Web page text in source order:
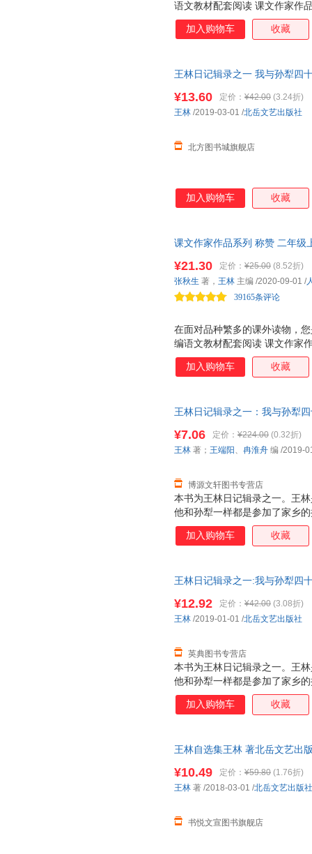
语文教材配套阅读 课文作家作
实践分级阅读，品读经典美文
是一套配合统编语文教材的学
学生的阅读能力分级阅读。低
有 作家和你面对面 栏目，介绍
学生的阅读与写作。 人教社经
加入购物车 收藏
王林日记辑录之一 我与孙犁四
达！
¥13.60 定价： ¥42.00 (3.24折)
北方图书城旗舰店
王林 /2019-03-01 /北岳文艺出版社
加入购物车 收藏
课文作家作品系列 称赞 二年级
课文相关的文章。
在面对品种繁多的课外读物，
编语文教材配套阅读 课文作家
家，实践分级阅读，品读经典
列 是一套配合统编语文教材
按学生的阅读能力分级阅读。
有 作家和你面对面 栏目，介绍
学生的阅读与写作。 人教社经
¥21.30 定价： ¥25.00 (8.52折)
39165条评论
张秋生 著， 王林 主编 /2020-09-01 /
加入购物车 收藏
王林日记辑录之一：我与孙犁
换】
本书为王林日记辑录之一。王
他和孙犁一样都是参加了家乡
路。都热衷、执着现实主义，
密切交往将近半个世纪，在王
供了难得大量的、鲜为人知的
¥7.06 定价： ¥224.00 (0.32折)
博源文轩图书专营店
王林 著； 王端阳 、 冉淮舟 编 /2019-
加入购物车 收藏
王林日记辑录之一:我与孙犁四
本书为王林日记辑录之一。王
他和孙犁一样都是参加了家乡
路。都热衷、执着现实主义，
密切交往将近半个世纪，在王
供了难得大量的、鲜为人知的*
¥12.92 定价： ¥42.00 (3.08折)
英典图书专营店
王林 /2019-01-01 /北岳文艺出版社
加入购物车 收藏
王林自选集王林 著北岳文艺出
¥10.49 定价： ¥59.80 (1.76折)
书悦文宣图书旗舰店
王林 著 /2018-03-01 /北岳文艺出版社